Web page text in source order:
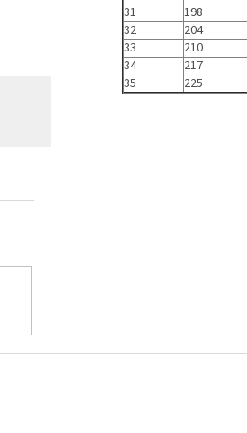
31
198
32
204
33
210
34
217
35
225